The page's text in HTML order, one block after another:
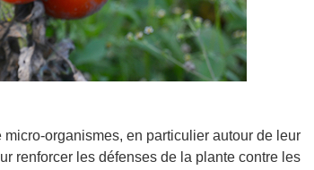
organismes, en particulier autour de leur
renforcer les défenses de la plante contre les